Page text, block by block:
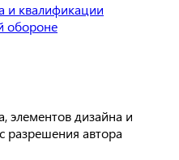
и квалификации
обороне
элементов дизайна и
разрешения автора